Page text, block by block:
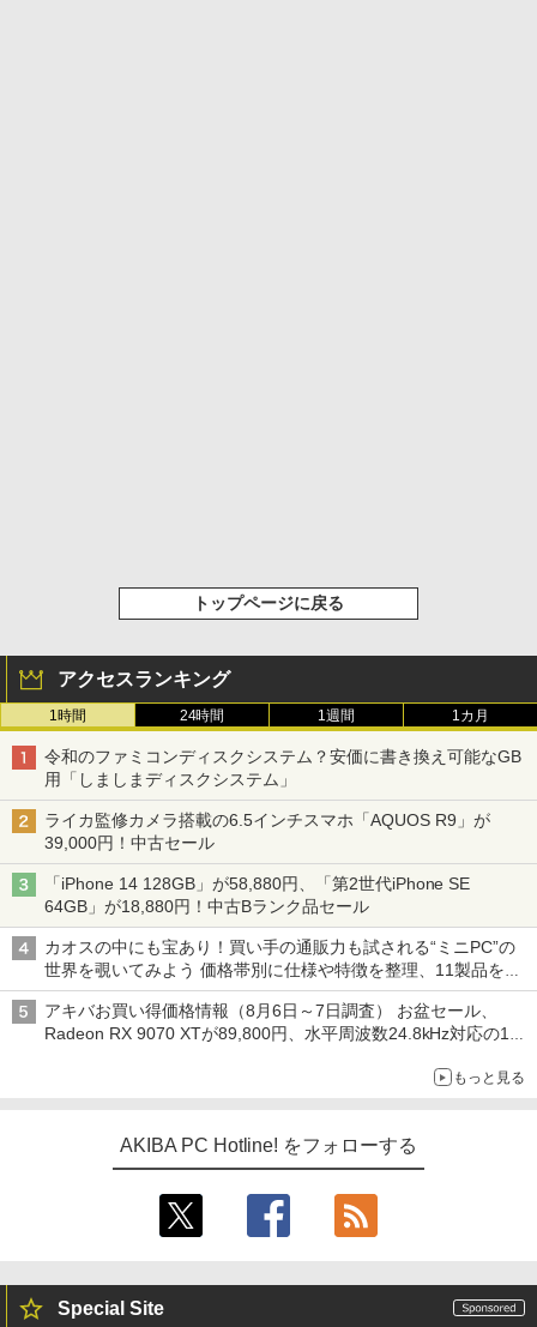
トップページに戻る
アクセスランキング
1時間 24時間 1週間 1カ月
令和のファミコンディスクシステム？安価に書き換え可能なGB
用「しましまディスクシステム」
ライカ監修カメラ搭載の6.5インチスマホ「AQUOS R9」が
39,000円！中古セール
「iPhone 14 128GB」が58,880円、「第2世代iPhone SE
64GB」が18,880円！中古Bランク品セール
カオスの中にも宝あり！買い手の通販力も試される“ミニPC”の
世界を覗いてみよう 価格帯別に仕様や特徴を整理、11製品をピ
ックアップ text by 石川 ひさよし
アキバお買い得価格情報（8月6日～7日調査） お盆セール、
Radeon RX 9070 XTが89,800円、水平周波数24.8kHz対応の17
もっと見る
AKIBA PC Hotline! をフォローする
Special Site